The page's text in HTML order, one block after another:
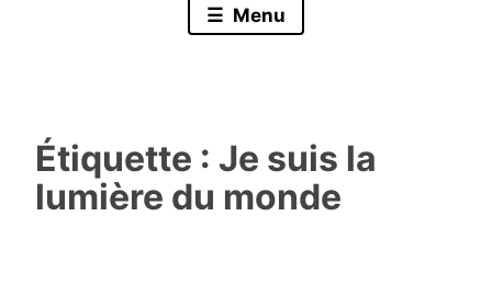
Menu
Étiquette : Je suis la
lumière du monde